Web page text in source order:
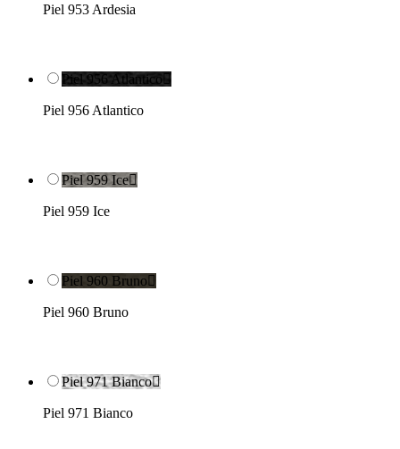
Piel 953 Ardesia
Piel 956 Atlantico 
Piel 956 Atlantico
Piel 959 Ice
Piel 959 Ice
Piel 960 Bruno
Piel 960 Bruno
Piel 971 Bianco
Piel 971 Bianco